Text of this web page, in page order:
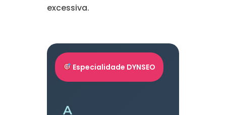
excessiva.
Especialidade DYNSEO
A